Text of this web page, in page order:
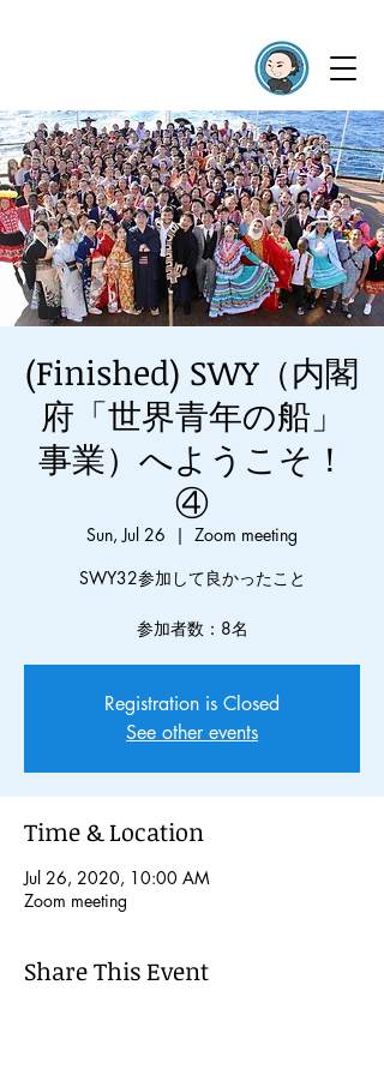
(Finished) SWY（内閣
府「世界青年の船」
事業）へようこそ！
④
Sun, Jul 26
  |
Zoom meeting
SWY32参加して良かったこと
Registration is Closed
See other events
Time & Location
Jul 26, 2020, 10:00 AM
Zoom meeting
Share This Event